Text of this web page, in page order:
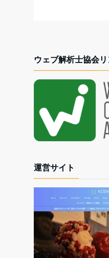
ウェブ解析士協会リ
運営サイト